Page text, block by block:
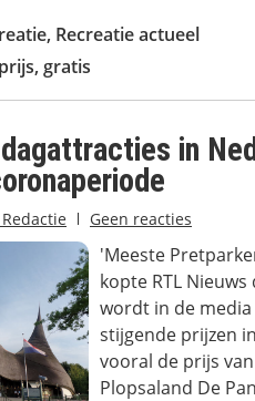
, Recreatie actueel
, gratis
in
Redactie Geen reacties
'Meeste
kopte RTL Nieuws
wordt in de
stijgende prijzen
vooral de prijs
Plopsaland De